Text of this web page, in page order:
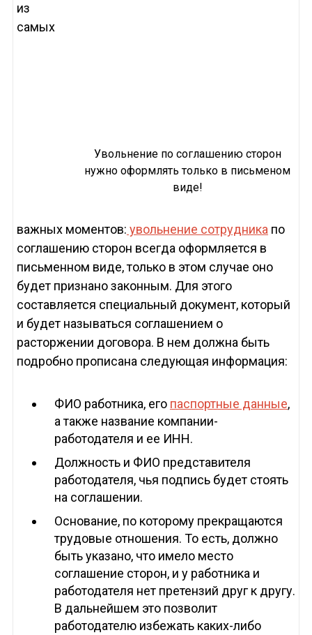
Увольнение по соглашению сторон
нужно оформлять только в письменом
виде!
из
самых
важных моментов: увольнение сотрудника по
соглашению сторон всегда оформляется в
письменном виде, только в этом случае оно
будет признано законным. Для этого
составляется специальный документ, который
и будет называться соглашением о
расторжении договора. В нем должна быть
подробно прописана следующая информация:
ФИО работника, его паспортные данные,
а также название компании-
работодателя и ее ИНН.
Должность и ФИО представителя
работодателя, чья подпись будет стоять
на соглашении.
Основание, по которому прекращаются
трудовые отношения. То есть, должно
быть указано, что имело место
соглашение сторон, и у работника и
работодателя нет претензий друг к другу.
В дальнейшем это позволит
работодателю избежать каких-либо